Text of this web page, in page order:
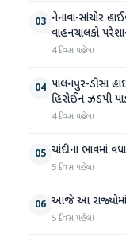
03 નેનાવા-સાંચોર
વાહનચાલકો
4 દિવસ પહેલા
04 પાલનપુર-ડીસા
હિરોઈન ઝડપી
4 દિવસ પહેલા
05 ચાંદીના ભાવમાં
5 દિવસ પહેલા
06 આજે આ રાજ્યોમાં
5 દિવસ પહેલા